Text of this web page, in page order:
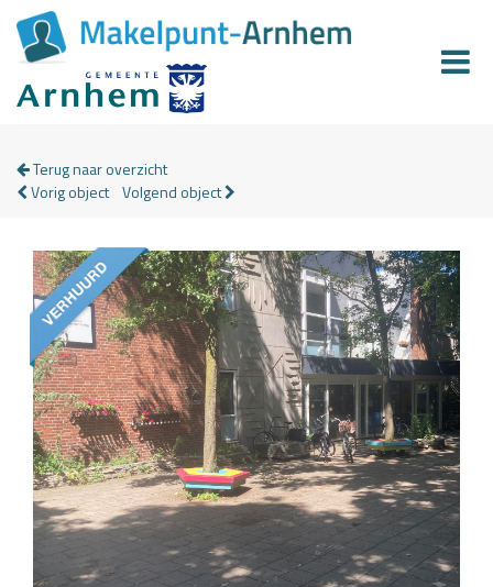
Terug naar overzicht
Vorig object Volgend object